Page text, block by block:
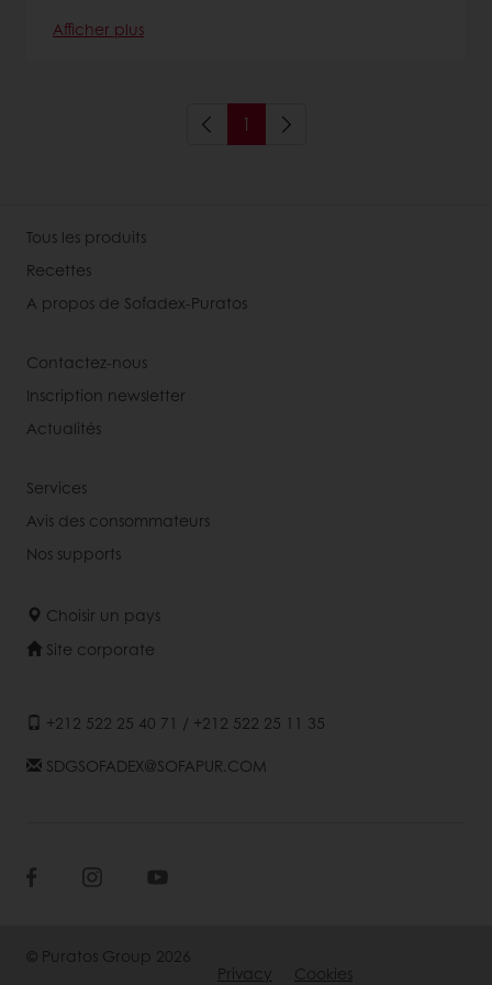
Afficher plus
1
Tous les produits
Recettes
A propos de Sofadex-Puratos
Contactez-nous
Inscription newsletter
Actualités
Services
Avis des consommateurs
Nos supports
Choisir un pays
Site corporate
+212 522 25 40 71 / +212 522 25 11 35
SDGSOFADEX@SOFAPUR.COM
© Puratos Group 2026
Privacy
Cookies